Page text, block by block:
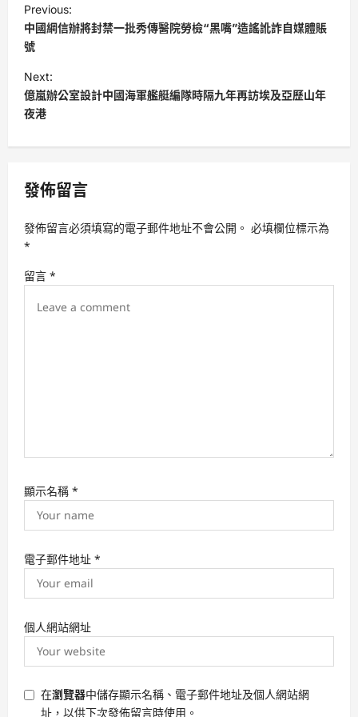
o
s
t
n
a
v
g
a
t
i
Previous:
中國網信辦將封禁一批秀傳醫院勞檢“黑嘴”造謠訛詐自媒體賬
號
Next:
億嵐辦公室設計中國海軍艦艇編隊時隔九年再訪埃及亞歷山年
夜港
發佈留言
發佈留言必須填寫的電子郵件地址不會公開。 必填欄位標示為
*
留言 *
顯示名稱 *
電子郵件地址 *
個人網站網址
在瀏覽器中儲存顯示名稱、電子郵件地址及個人網站網
址，以供下次發佈留言時使用。